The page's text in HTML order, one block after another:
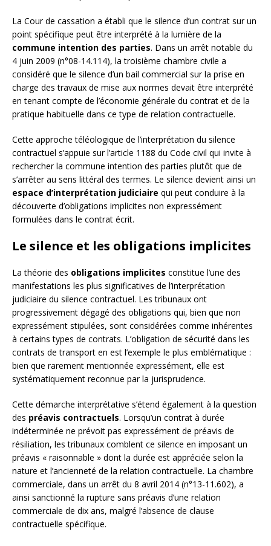
La Cour de cassation a établi que le silence d’un contrat sur un
point spécifique peut être interprété à la lumière de la
commune intention des parties. Dans un arrêt notable du
4 juin 2009 (n°08-14.114), la troisième chambre civile a
considéré que le silence d’un bail commercial sur la prise en
charge des travaux de mise aux normes devait être interprété
en tenant compte de l’économie générale du contrat et de la
pratique habituelle dans ce type de relation contractuelle.
Cette approche téléologique de l’interprétation du silence
contractuel s’appuie sur l’article 1188 du Code civil qui invite à
rechercher la commune intention des parties plutôt que de
s’arrêter au sens littéral des termes. Le silence devient ainsi un
espace d’interprétation judiciaire qui peut conduire à la
découverte d’obligations implicites non expressément
formulées dans le contrat écrit.
Le silence et les obligations implicites
La théorie des obligations implicites constitue l’une des
manifestations les plus significatives de l’interprétation
judiciaire du silence contractuel. Les tribunaux ont
progressivement dégagé des obligations qui, bien que non
expressément stipulées, sont considérées comme inhérentes
à certains types de contrats. L’obligation de sécurité dans les
contrats de transport en est l’exemple le plus emblématique :
bien que rarement mentionnée expressément, elle est
systématiquement reconnue par la jurisprudence.
Cette démarche interprétative s’étend également à la question
des préavis contractuels. Lorsqu’un contrat à durée
indéterminée ne prévoit pas expressément de préavis de
résiliation, les tribunaux comblent ce silence en imposant un
préavis « raisonnable » dont la durée est appréciée selon la
nature et l’ancienneté de la relation contractuelle. La chambre
commerciale, dans un arrêt du 8 avril 2014 (n°13-11.602), a
ainsi sanctionné la rupture sans préavis d’une relation
commerciale de dix ans, malgré l’absence de clause
contractuelle spécifique.